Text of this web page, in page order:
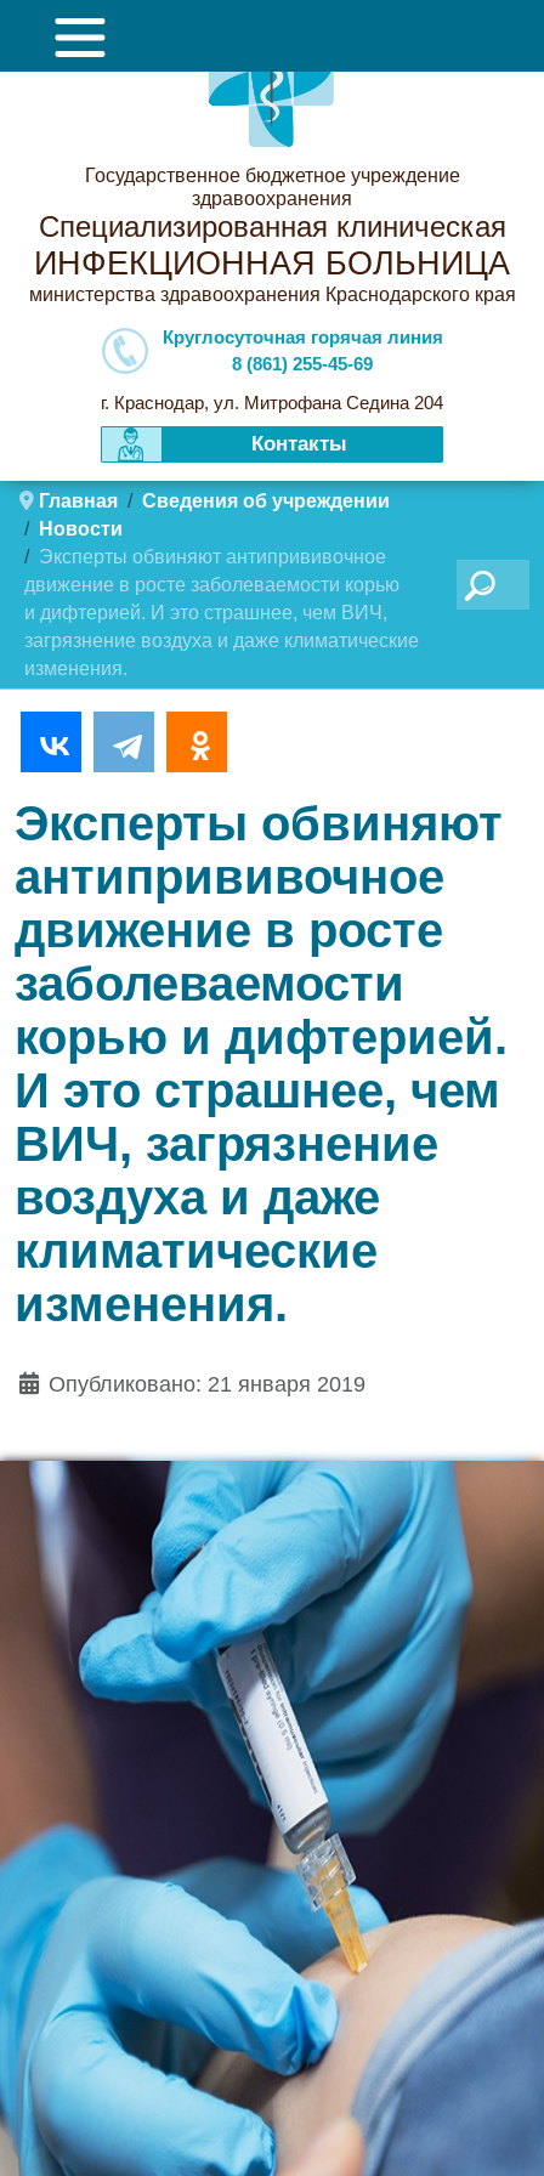
Государственное бюджетное учреждение
здравоохранения
Специализированная клиническая
ИНФЕКЦИОННАЯ БОЛЬНИЦА
министерства здравоохранения Краснодарского края
Круглосуточная горячая линия
8 (861) 255-45-69
г. Краснодар, ул. Митрофана Седина 204
Контакты
Главная
Сведения об учреждении
Новости
Эксперты обвиняют антипрививочное
движение в росте заболеваемости корью
и дифтерией. И это страшнее, чем ВИЧ,
загрязнение воздуха и даже климатические
изменения.
Поиск
Эксперты обвиняют
антипрививочное
движение в росте
заболеваемости
корью и дифтерией.
И это страшнее, чем
ВИЧ, загрязнение
воздуха и даже
климатические
изменения.
Опубликовано: 21 января 2019